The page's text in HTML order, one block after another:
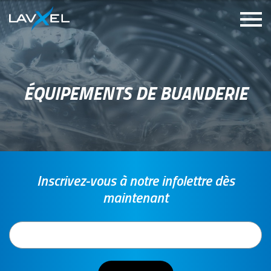
ÉQUIPEMENTS DE BUANDERIE
Inscrivez-vous à notre infolettre dès
maintenant